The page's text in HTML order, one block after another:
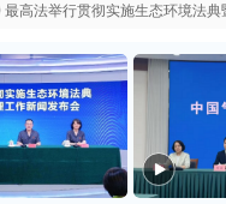
最高法举行贯彻实施生态环境法